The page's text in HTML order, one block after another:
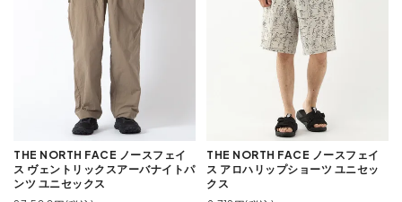
THE NORTH FACE ノースフェイ
ス ヴェントリックスアーバナイトパ
ンツ ユニセックス
THE NORTH FACE ノースフェイ
ス アロハリップショーツ ユニセッ
クス